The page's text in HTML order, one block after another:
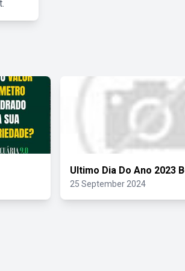
Ultimo Dia Do Ano 2023
25 September 2024